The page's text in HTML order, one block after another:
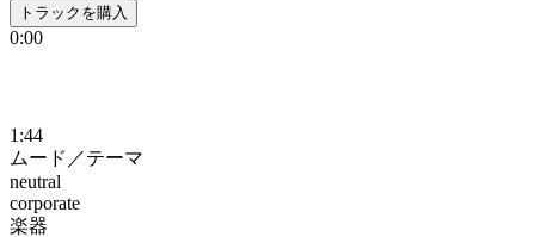
トラックを購入
0:00
1:44
ムード／テーマ
neutral
corporate
楽器